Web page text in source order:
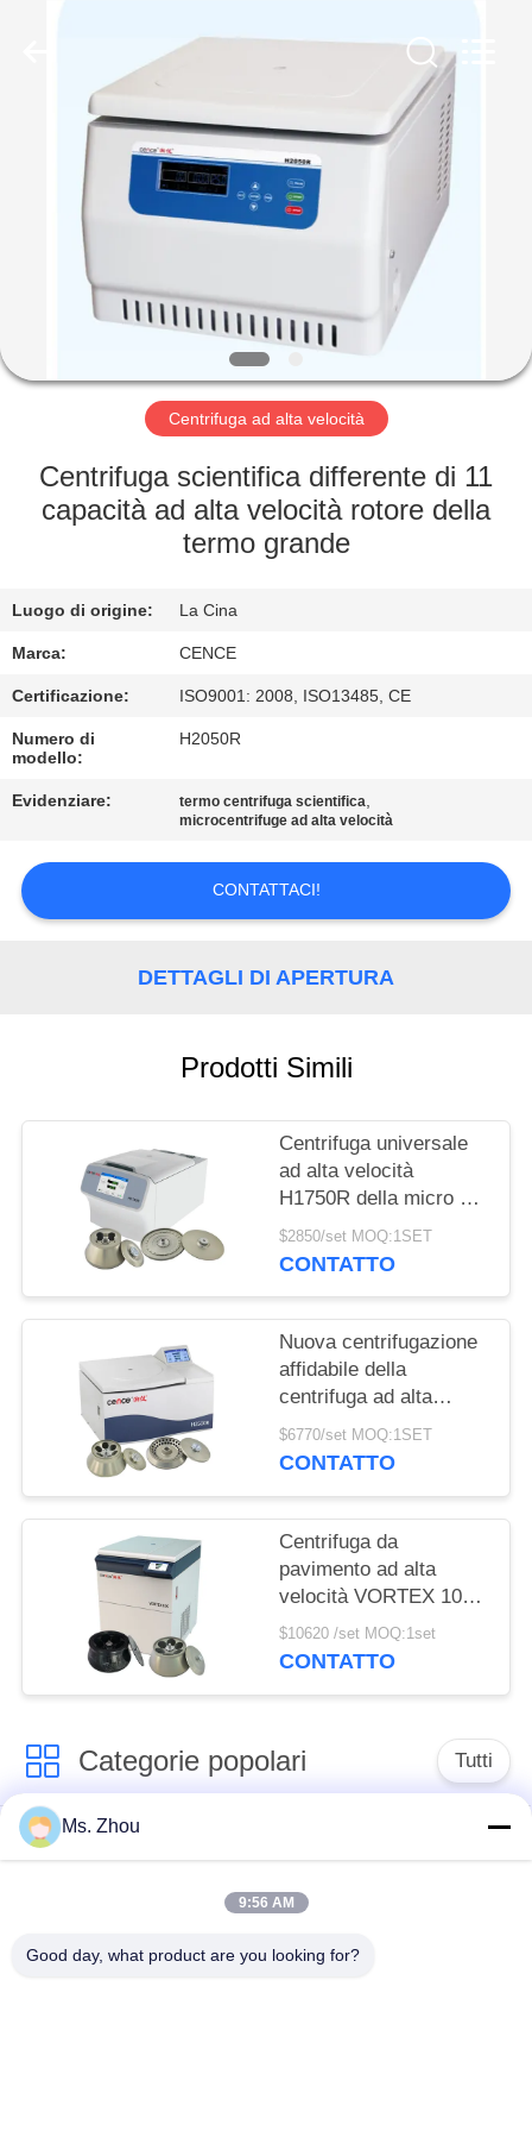
CASA.
PRODOTTI
NOI
ALLA
FABBRICA
DELLA
QUALITÀ
CONTATTACI
NOTIZIE
CASI
SITO
PRIVACY
POLICY
Centrifuga ad alta velocità
Centrifuga scientifica differente di 11
capacità ad alta velocità rotore della
termo grande
Luogo di origine: La Cina
Marca: CENCE
Certificazione: ISO9001: 2008, ISO13485, CE
Numero di
modello:
H2050R
Evidenziare: termo centrifuga scientifica,
microcentrifuge ad alta velocità
CONTATTACI!
DETTAGLI DI APERTURA
Prodotti Simili
Centrifuga universale
ad alta velocità
H1750R della micro dei
tubi di PCR centrifuga
della metropolitana
$2850/set MOQ:1SET
CONTATTO
Nuova centrifugazione
affidabile della
centrifuga ad alta
velocità di Cence per
biologia molecolare
$6770/set MOQ:1SET
CONTATTO
Centrifuga da
pavimento ad alta
velocità VORTEX 10K
con rotori angolari di
grande capacità
$10620 /set MOQ:1set
CONTATTO
Categorie popolari Tutti
macchina della
centrifuga del
macchina medica
Centrifuga di PRF di
macchina refrigerata
Ms. Zhou
9:56 AM
Good day, what product are you looking for?